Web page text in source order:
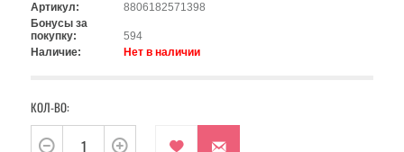
Артикул:
8806182571398
Бонусы за
покупку:
594
Наличие:
Нет в наличии
КОЛ-ВО: